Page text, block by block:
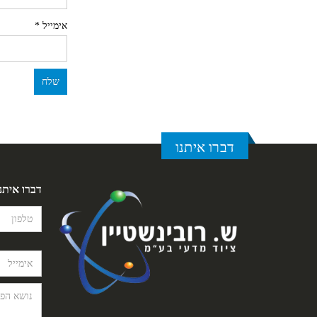
אימייל*
דברו איתנו
דברו